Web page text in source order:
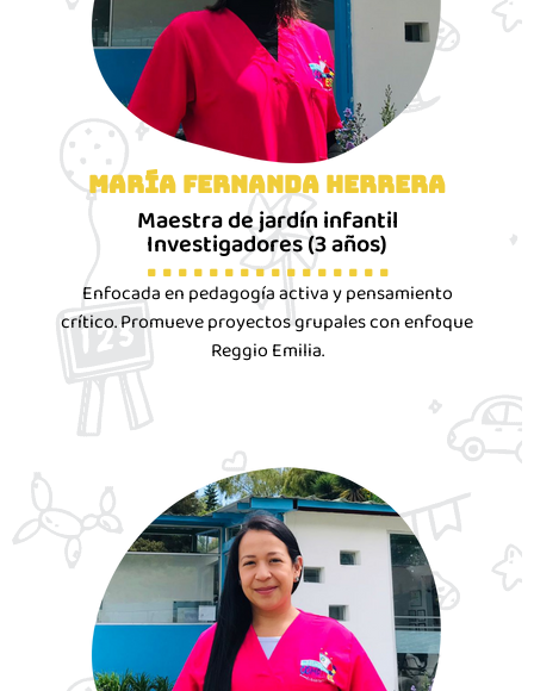
María Fernanda Herrera
Maestra de jardín infantil
Investigadores (3 años)
. . . . . . . . . . . . . . . .
Enfocada en pedagogía activa y pensamiento
crítico. Promueve proyectos grupales con enfoque
Reggio Emilia.